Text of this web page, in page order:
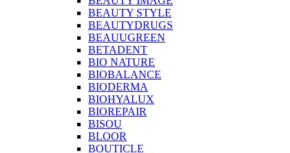
BEAUTY STYLE
BEAUTYDRUGS
BEAUUGREEN
BETADENT
BIO NATURE
BIOBALANCE
BIODERMA
BIOHYALUX
BIOREPAIR
BISOU
BLOOR
BOUTICLE